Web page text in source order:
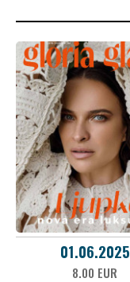
01.06.2025
8.00 EUR